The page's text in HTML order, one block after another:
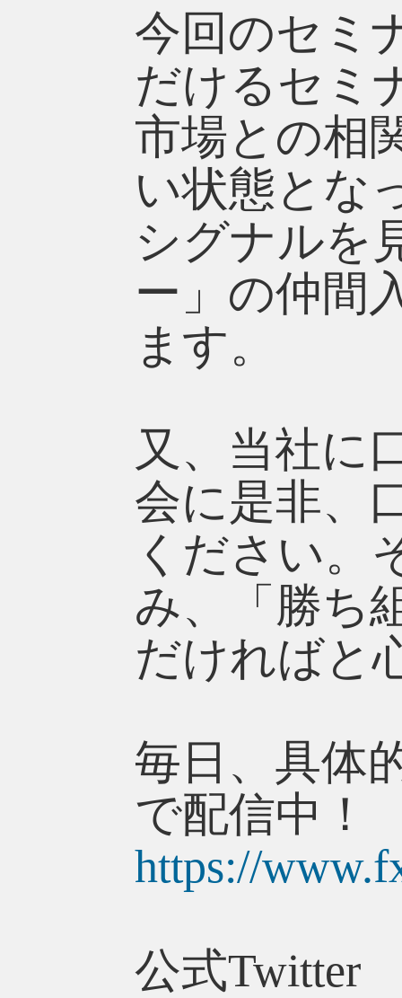
今回のセミ
だけるセミ
市場との相
い状態とな
シグナルを
ー」の仲間
ます。
又、当社に
会に是非、
ください。
み、「勝ち
だければと
毎日、具体
で配信中！
https://
公式Twitter